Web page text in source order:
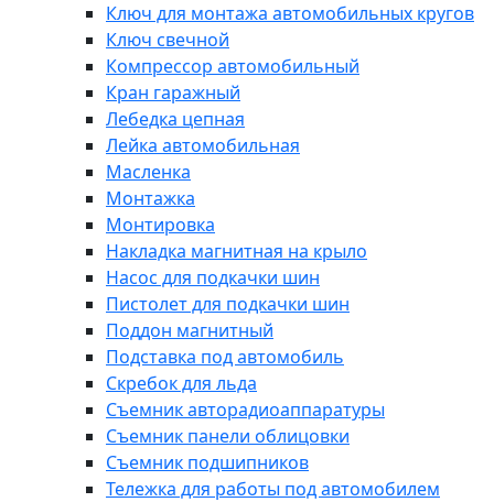
Ключ для монтажа автомобильных кругов
Ключ свечной
Компрессор автомобильный
Кран гаражный
Лебедка цепная
Лейка автомобильная
Масленка
Монтажка
Монтировка
Накладка магнитная на крыло
Насос для подкачки шин
Пистолет для подкачки шин
Поддон магнитный
Подставка под автомобиль
Скребок для льда
Съемник авторадиоаппаратуры
Съемник панели облицовки
Съемник подшипников
Тележка для работы под автомобилем